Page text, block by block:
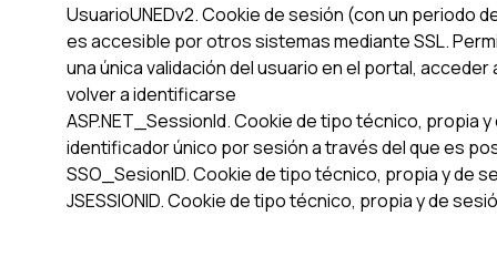
UsuarioUNEDv2. Cookie de sesión (con un periodo
es accesible por otros sistemas mediante SSL.
una única validación del usuario en el portal,
volver a identificarse
ASP.NET_SessionId. Cookie de tipo técnico, propia
identificador único por sesión a través del que es
SSO_SesionID. Cookie de tipo técnico, propia y de
JSESSIONID. Cookie de tipo técnico, propia y de